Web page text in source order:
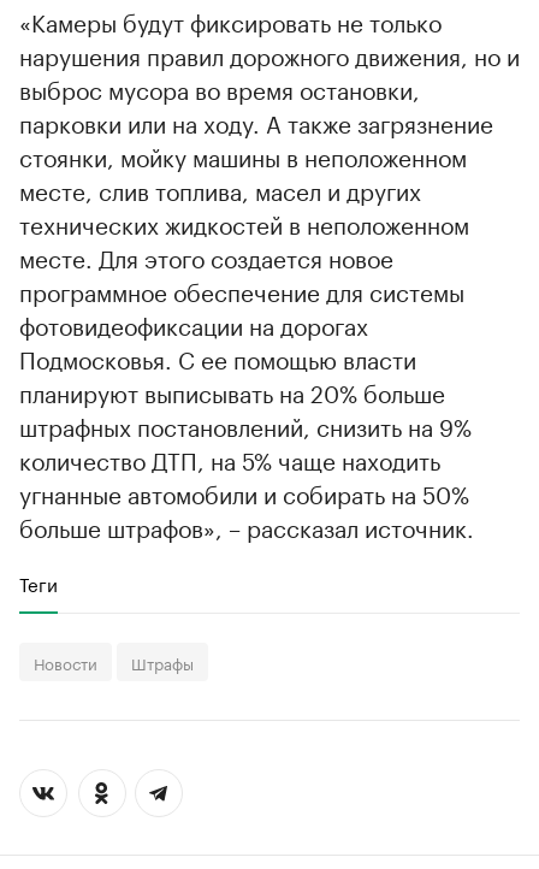
«Камеры будут фиксировать не только
нарушения правил дорожного движения, но и
выброс мусора во время остановки,
парковки или на ходу. А также загрязнение
стоянки, мойку машины в неположенном
месте, слив топлива, масел и других
технических жидкостей в неположенном
месте. Для этого создается новое
программное обеспечение для системы
фотовидеофиксации на дорогах
Подмосковья. С ее помощью власти
планируют выписывать на 20% больше
штрафных постановлений, снизить на 9%
количество ДТП, на 5% чаще находить
угнанные автомобили и собирать на 50%
больше штрафов», – рассказал источник.
Теги
Новости Штрафы